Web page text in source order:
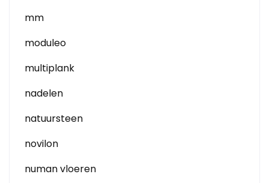
mm
moduleo
multiplank
nadelen
natuursteen
novilon
numan vloeren